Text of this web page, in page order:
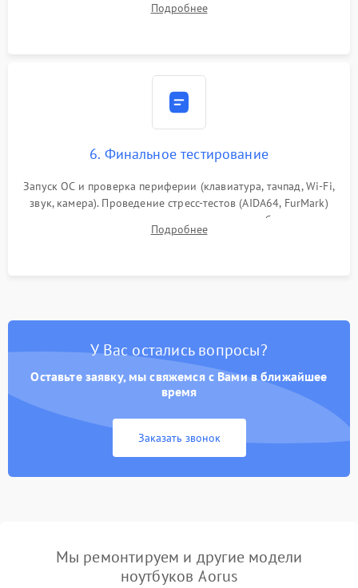
шлейфов, модулей памяти и накопителей. Предварительная
Подробнее
6. Финальное тестирование
Запуск ОС и проверка периферии (клавиатура, тачпад, Wi-Fi,
звук, камера). Проведение стресс-тестов (AIDA64, FurMark)
для контроля температурного режима и стабильности
системы под пиковой нагрузкой.
Подробнее
У Вас остались вопросы?
Оставьте заявку, мы свяжемся с Вами в ближайшее
время
Заказать звонок
Мы ремонтируем и другие модели
ноутбуков Aorus